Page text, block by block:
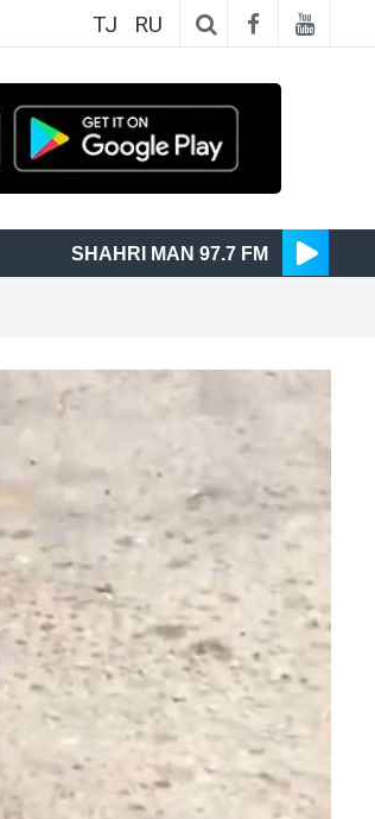
TJ RU
SHAHRI MAN 97.7 FM